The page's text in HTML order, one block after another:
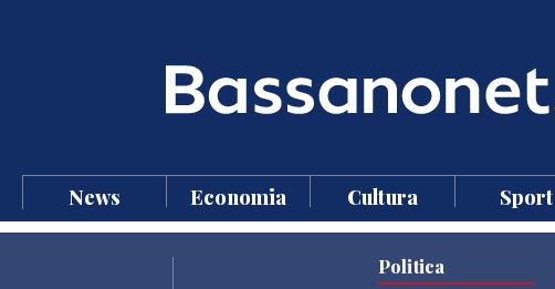
News Economia Cultura Sport
Politica